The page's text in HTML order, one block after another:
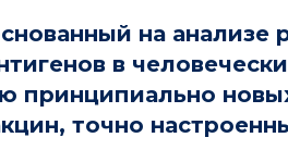
на анализе
в
принципиально
точно
Новости
Журнал